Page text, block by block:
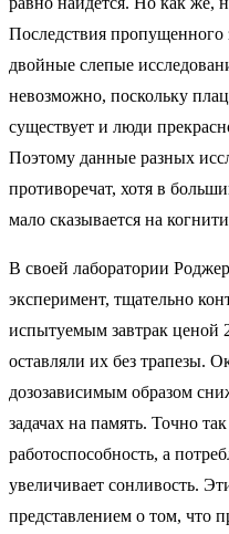
Последствия пропущенного
двойные слепые
невозможно, поскольку
существует и люди
Поэтому данные разных
противоречат, хотя в
мало сказывается на
В своей лаборатории
эксперимент, тщательно
испытуемым завтрак
оставляли их без трапезы.
дозозависимым образом
задачах на память. Точно
работоспособность, а
увеличивает сонливость.
представлением о том, что